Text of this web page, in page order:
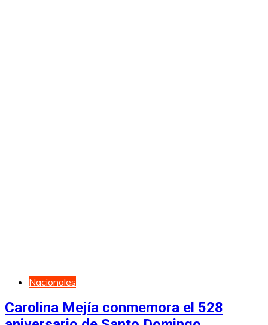
Nacionales
Carolina Mejía conmemora el 528